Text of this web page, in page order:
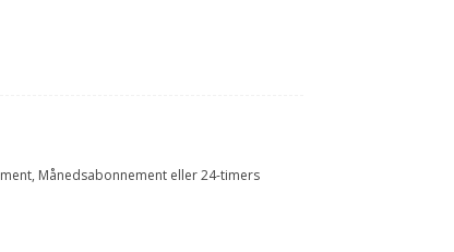
Månedsabonnement eller 24-timers